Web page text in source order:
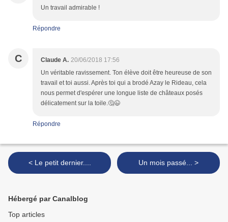
Un travail admirable !
Répondre
C Claude A. 20/06/2018 17:56
Un véritable ravissement. Ton élève doit être heureuse de son
travail et toi aussi. Après toi qui a brodé Azay le Rideau, cela
nous permet d'espérer une longue liste de châteaux posés
délicatement sur la toile.🤔😉
Répondre
< Le petit dernier.... Un mois passé... >
Hébergé par Canalblog
Top articles